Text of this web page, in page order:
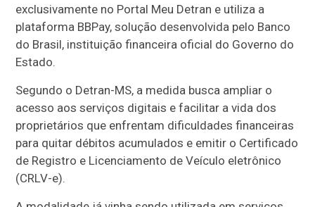
exclusivamente no Portal Meu Detran e utiliza a
plataforma BBPay, solução desenvolvida pelo Banco
do Brasil, instituição financeira oficial do Governo do
Estado.
Segundo o Detran-MS, a medida busca ampliar o
acesso aos serviços digitais e facilitar a vida dos
proprietários que enfrentam dificuldades financeiras
para quitar débitos acumulados e emitir o Certificado
de Registro e Licenciamento de Veículo eletrônico
(CRLV-e).